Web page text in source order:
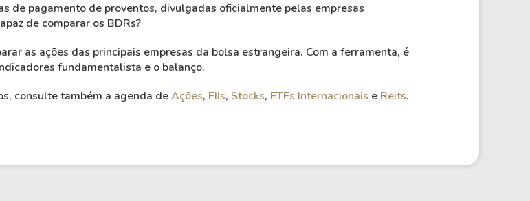
de pagamento de proventos, divulgadas oficialmente pelas empresas
de comparar os BDRs?
as ações das principais empresas da bolsa estrangeira. Com a ferramenta, é
fundamentalista e o balanço.
consulte também a agenda deAções, FIIs, Stocks, ETFs Internacionais e Reits.